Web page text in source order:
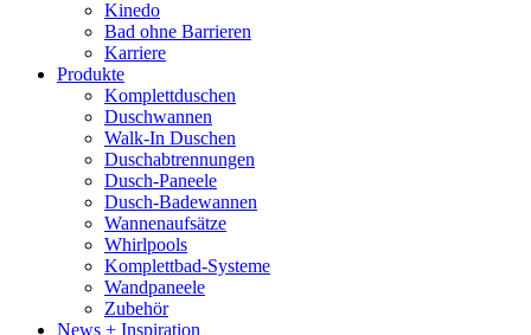
Kinedo
Bad ohne Barrieren
Karriere
Produkte
Komplettduschen
Duschwannen
Walk-In Duschen
Duschabtrennungen
Dusch-Paneele
Dusch-Badewannen
Wannenaufsätze
Whirlpools
Komplettbad-Systeme
Wandpaneele
Zubehör
News + Inspiration